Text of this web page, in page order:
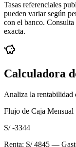
Tasas referenciales
pueden variar según
con el banco.
exacta.
Calculadora
Analiza la rentabilidad
Flujo de Caja Mensual
S/ -3344
Renta: S/ 4845 —